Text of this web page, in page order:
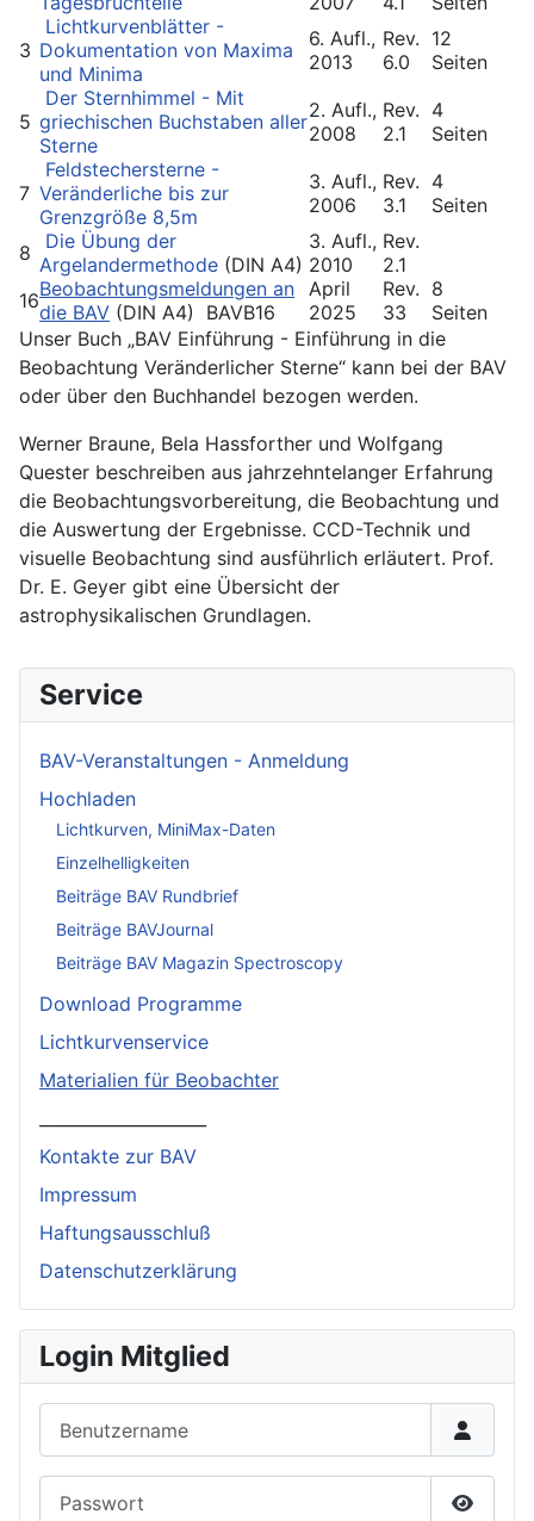
3
Lichtkurvenblätter -
Dokumentation von Maxima
und Minima
6. Aufl.,
2013
Rev.
6.0
12
Seiten
5
Der Sternhimmel - Mit
griechischen Buchstaben aller
Sterne
2. Aufl.,
2008
Rev.
2.1
4
Seiten
7
Feldstechersterne -
Veränderliche bis zur
Grenzgröße 8,5m
3. Aufl.,
2006
Rev.
3.1
4
Seiten
8
Die Übung der
Argelandermethode (DIN A4)
3. Aufl.,
2010
Rev.
2.1
16Beobachtungsmeldungen an
die BAV (DIN A4) BAVB16
April
2025
Rev.
33
8
Seiten
Unser Buch „BAV Einführung - Einführung in die
Beobachtung Veränderlicher Sterne“ kann bei der BAV
oder über den Buchhandel bezogen werden.
Werner Braune, Bela Hassforther und Wolfgang
Quester beschreiben aus jahrzehntelanger Erfahrung
die Beobachtungsvorbereitung, die Beobachtung und
die Auswertung der Ergebnisse. CCD-Technik und
visuelle Beobachtung sind ausführlich erläutert. Prof.
Dr. E. Geyer gibt eine Übersicht der
astrophysikalischen Grundlagen.
Service
BAV-Veranstaltungen - Anmeldung
Hochladen
Lichtkurven, MiniMax-Daten
Einzelhelligkeiten
Beiträge BAV Rundbrief
Beiträge BAVJournal
Beiträge BAV Magazin Spectroscopy
Download Programme
Lichtkurvenservice
Materialien für Beobachter
Kontakte zur BAV
Impressum
Haftungsausschluß
Datenschutzerklärung
Login Mitglied